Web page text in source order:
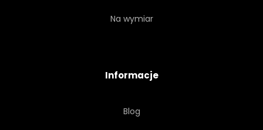
Na wymiar
Informacje
Blog